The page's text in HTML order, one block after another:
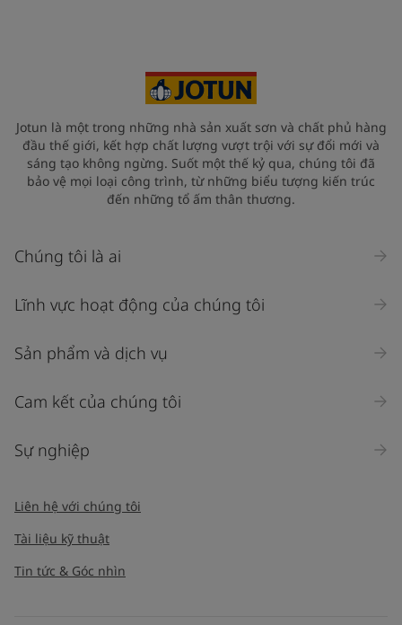
Jotun là một trong những nhà sản xuất sơn và chất phủ hàng
đầu thế giới, kết hợp chất lượng vượt trội với sự đổi mới và
sáng tạo không ngừng. Suốt một thế kỷ qua, chúng tôi đã
bảo vệ mọi loại công trình, từ những biểu tượng kiến trúc
đến những tổ ấm thân thương.
Chúng tôi là ai
Lĩnh vực hoạt động của chúng tôi
Sản phẩm và dịch vụ
Cam kết của chúng tôi
Sự nghiệp
Liên hệ với chúng tôi
Tài liệu kỹ thuật
Tin tức & Góc nhìn